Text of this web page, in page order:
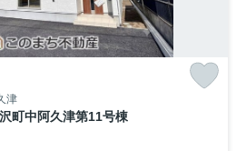
津
町中阿久津第11号棟